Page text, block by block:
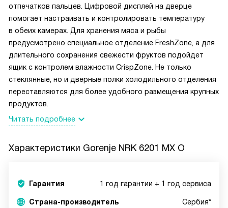
отпечатков пальцев. Цифровой дисплей на дверце
помогает настраивать и контролировать температуру
в обеих камерах. Для хранения мяса и рыбы
предусмотрено специальное отделение FreshZone, а для
длительного сохранения свежести фруктов подойдет
ящик с контролем влажности CrispZone. Не только
стеклянные, но и дверные полки холодильного отделения
переставляются для более удобного размещения крупных
продуктов.
Читать подробнее
Характеристики Gorenje NRK 6201 MX O
Гарантия 1 год гарантии + 1 год сервиса
Страна-производитель Сербия*